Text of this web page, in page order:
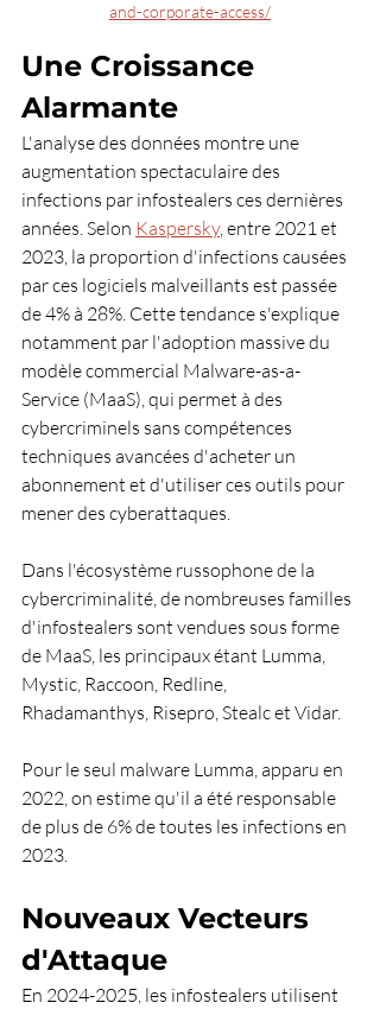
and-corporate-access/
Une Croissance
Alarmante
L'analyse des données montre une
augmentation spectaculaire des
infections par infostealers ces dernières
années. Selon Kaspersky, entre 2021 et
2023, la proportion d'infections causées
par ces logiciels malveillants est passée
de 4% à 28%. Cette tendance s'explique
notamment par l'adoption massive du
modèle commercial Malware-as-a-
Service (MaaS), qui permet à des
cybercriminels sans compétences
techniques avancées d'acheter un
abonnement et d'utiliser ces outils pour
mener des cyberattaques.
Dans l'écosystème russophone de la
cybercriminalité, de nombreuses familles
d'infostealers sont vendues sous forme
de MaaS, les principaux étant Lumma,
Mystic, Raccoon, Redline,
Rhadamanthys, Risepro, Stealc et Vidar.
Pour le seul malware Lumma, apparu en
2022, on estime qu'il a été responsable
de plus de 6% de toutes les infections en
2023.
Nouveaux Vecteurs
d'Attaque
En 2024-2025, les infostealers utilisent